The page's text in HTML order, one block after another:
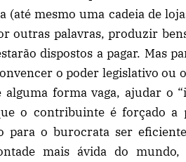
(até mesmo uma cadeia de
outras palavras, produzir
dispostos a pagar. Mas
o poder legislativo ou
forma vaga, ajudar o
o contribuinte é forçado a
para o burocrata ser
mais ávida do